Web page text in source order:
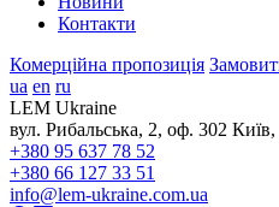
Контакти
Комерційна пропозиція
ua en ru
LEM Ukraine
вул. Рибальська, 2, оф. 302
+380 95 637 78 52
+380 66 127 33 51
info@lem-ukraine.com.ua